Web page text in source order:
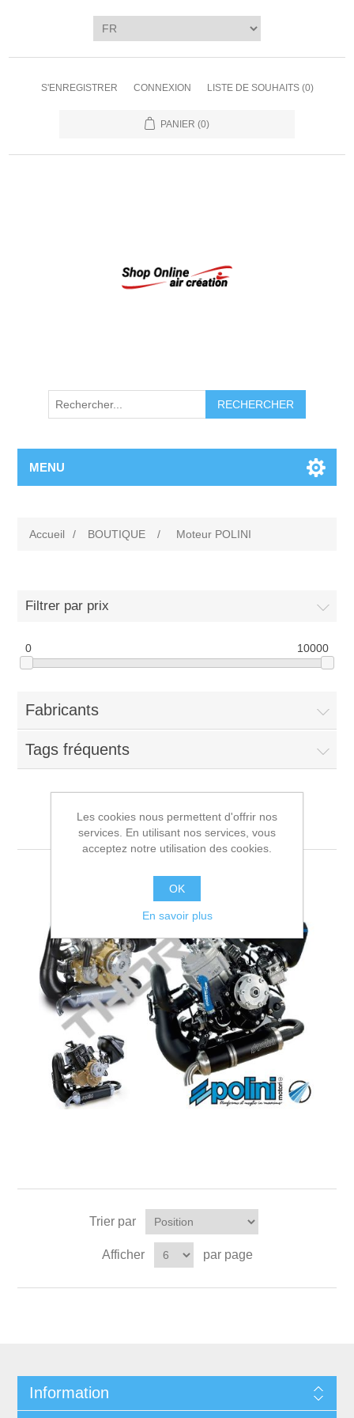
S'ENREGISTRER CONNEXION LISTE DE SOUHAITS (0)
PANIER (0)
RECHERCHER
MENU
Accueil / BOUTIQUE / Moteur POLINI
Filtrer par prix
0 10000
Fabricants
Tags fréquents
Moteur POLINI
Pieces moteur POLINI
Trier par
Afficher par page
Information
Les cookies nous permettent d'offrir nos
services. En utilisant nos services, vous
acceptez notre utilisation des cookies.
OK
En savoir plus